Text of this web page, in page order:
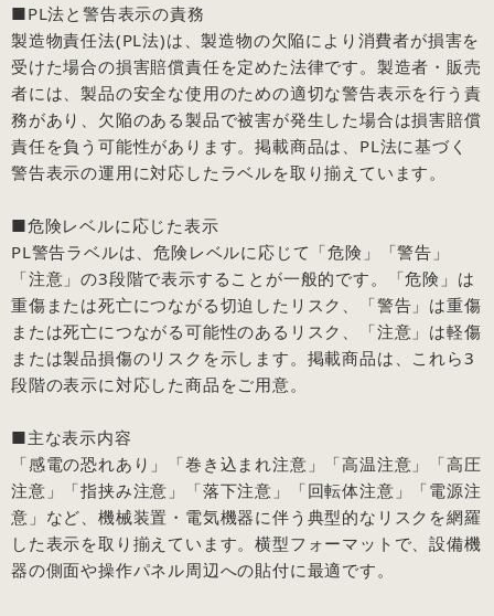
■PL法と警告表示の責務
製造物責任法(PL法)は、製造物の欠陥により消費者が損害を
受けた場合の損害賠償責任を定めた法律です。製造者・販売
者には、製品の安全な使用のための適切な警告表示を行う責
務があり、欠陥のある製品で被害が発生した場合は損害賠償
責任を負う可能性があります。掲載商品は、PL法に基づく
警告表示の運用に対応したラベルを取り揃えています。
■危険レベルに応じた表示
PL警告ラベルは、危険レベルに応じて「危険」「警告」
「注意」の3段階で表示することが一般的です。「危険」は
重傷または死亡につながる切迫したリスク、「警告」は重傷
または死亡につながる可能性のあるリスク、「注意」は軽傷
または製品損傷のリスクを示します。掲載商品は、これら3
段階の表示に対応した商品をご用意。
■主な表示内容
「感電の恐れあり」「巻き込まれ注意」「高温注意」「高圧
注意」「指挟み注意」「落下注意」「回転体注意」「電源注
意」など、機械装置・電気機器に伴う典型的なリスクを網羅
した表示を取り揃えています。横型フォーマットで、設備機
器の側面や操作パネル周辺への貼付に最適です。